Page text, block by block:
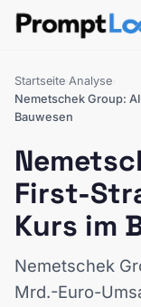
Startseite Analyse
Nemetschek Group:
Bauwesen
First-
Kurs im
Nemetschek
Mrd.-Euro-